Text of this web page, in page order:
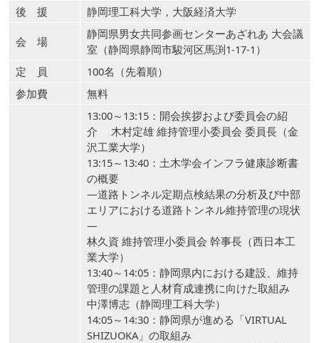
後 援
静岡理工科大学，大阪経済大学
会 場
静岡県男女共同参画センターあざれあ 大会議
室（静岡県静岡市駿河区馬渕1-17-1）
定 員
100名（先着順）
参加費
無料
13:00～13:15：開会挨拶および委員会の紹
介 木村定雄 維持管理小委員会 委員長（金
沢工業大学）
13:15～13:40：土木学会インフラ健康診断書
の概要
―道路トンネル定期点検結果の分析及び中部
エリアにおける道路トンネル維持管理の現状
―
林久資 維持管理小委員会 幹事長（西日本工
業大学）
13:40～14:05：静岡県内における建設、維持
管理の課題と人材育成連携に向けた取組み
中澤博志（静岡理工科大学）
14:05～14:30：静岡県が進める「VIRTUAL
SHIZUOKA」の取組み